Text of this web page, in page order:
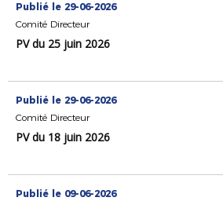
Publié le 29-06-2026
Comité Directeur
PV du 25 juin 2026
Publié le 29-06-2026
Comité Directeur
PV du 18 juin 2026
Publié le 09-06-2026